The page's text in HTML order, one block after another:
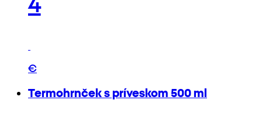
€
Termohrnček s príveskom 500 ml